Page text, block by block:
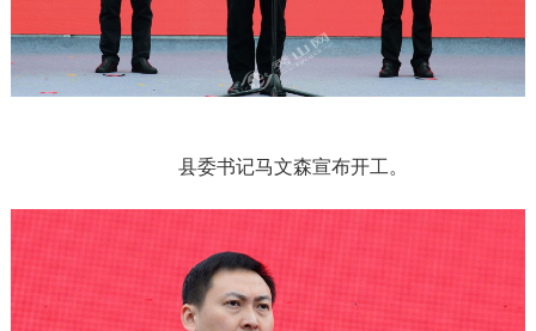
县委书记马文森宣布开工 。